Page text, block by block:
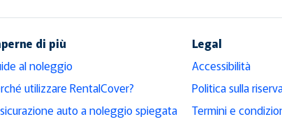
di più
al noleggio
utilizzare RentalCover?
auto a noleggio spiegata
Legal
Accessibilità
Politica sulla
Termini e